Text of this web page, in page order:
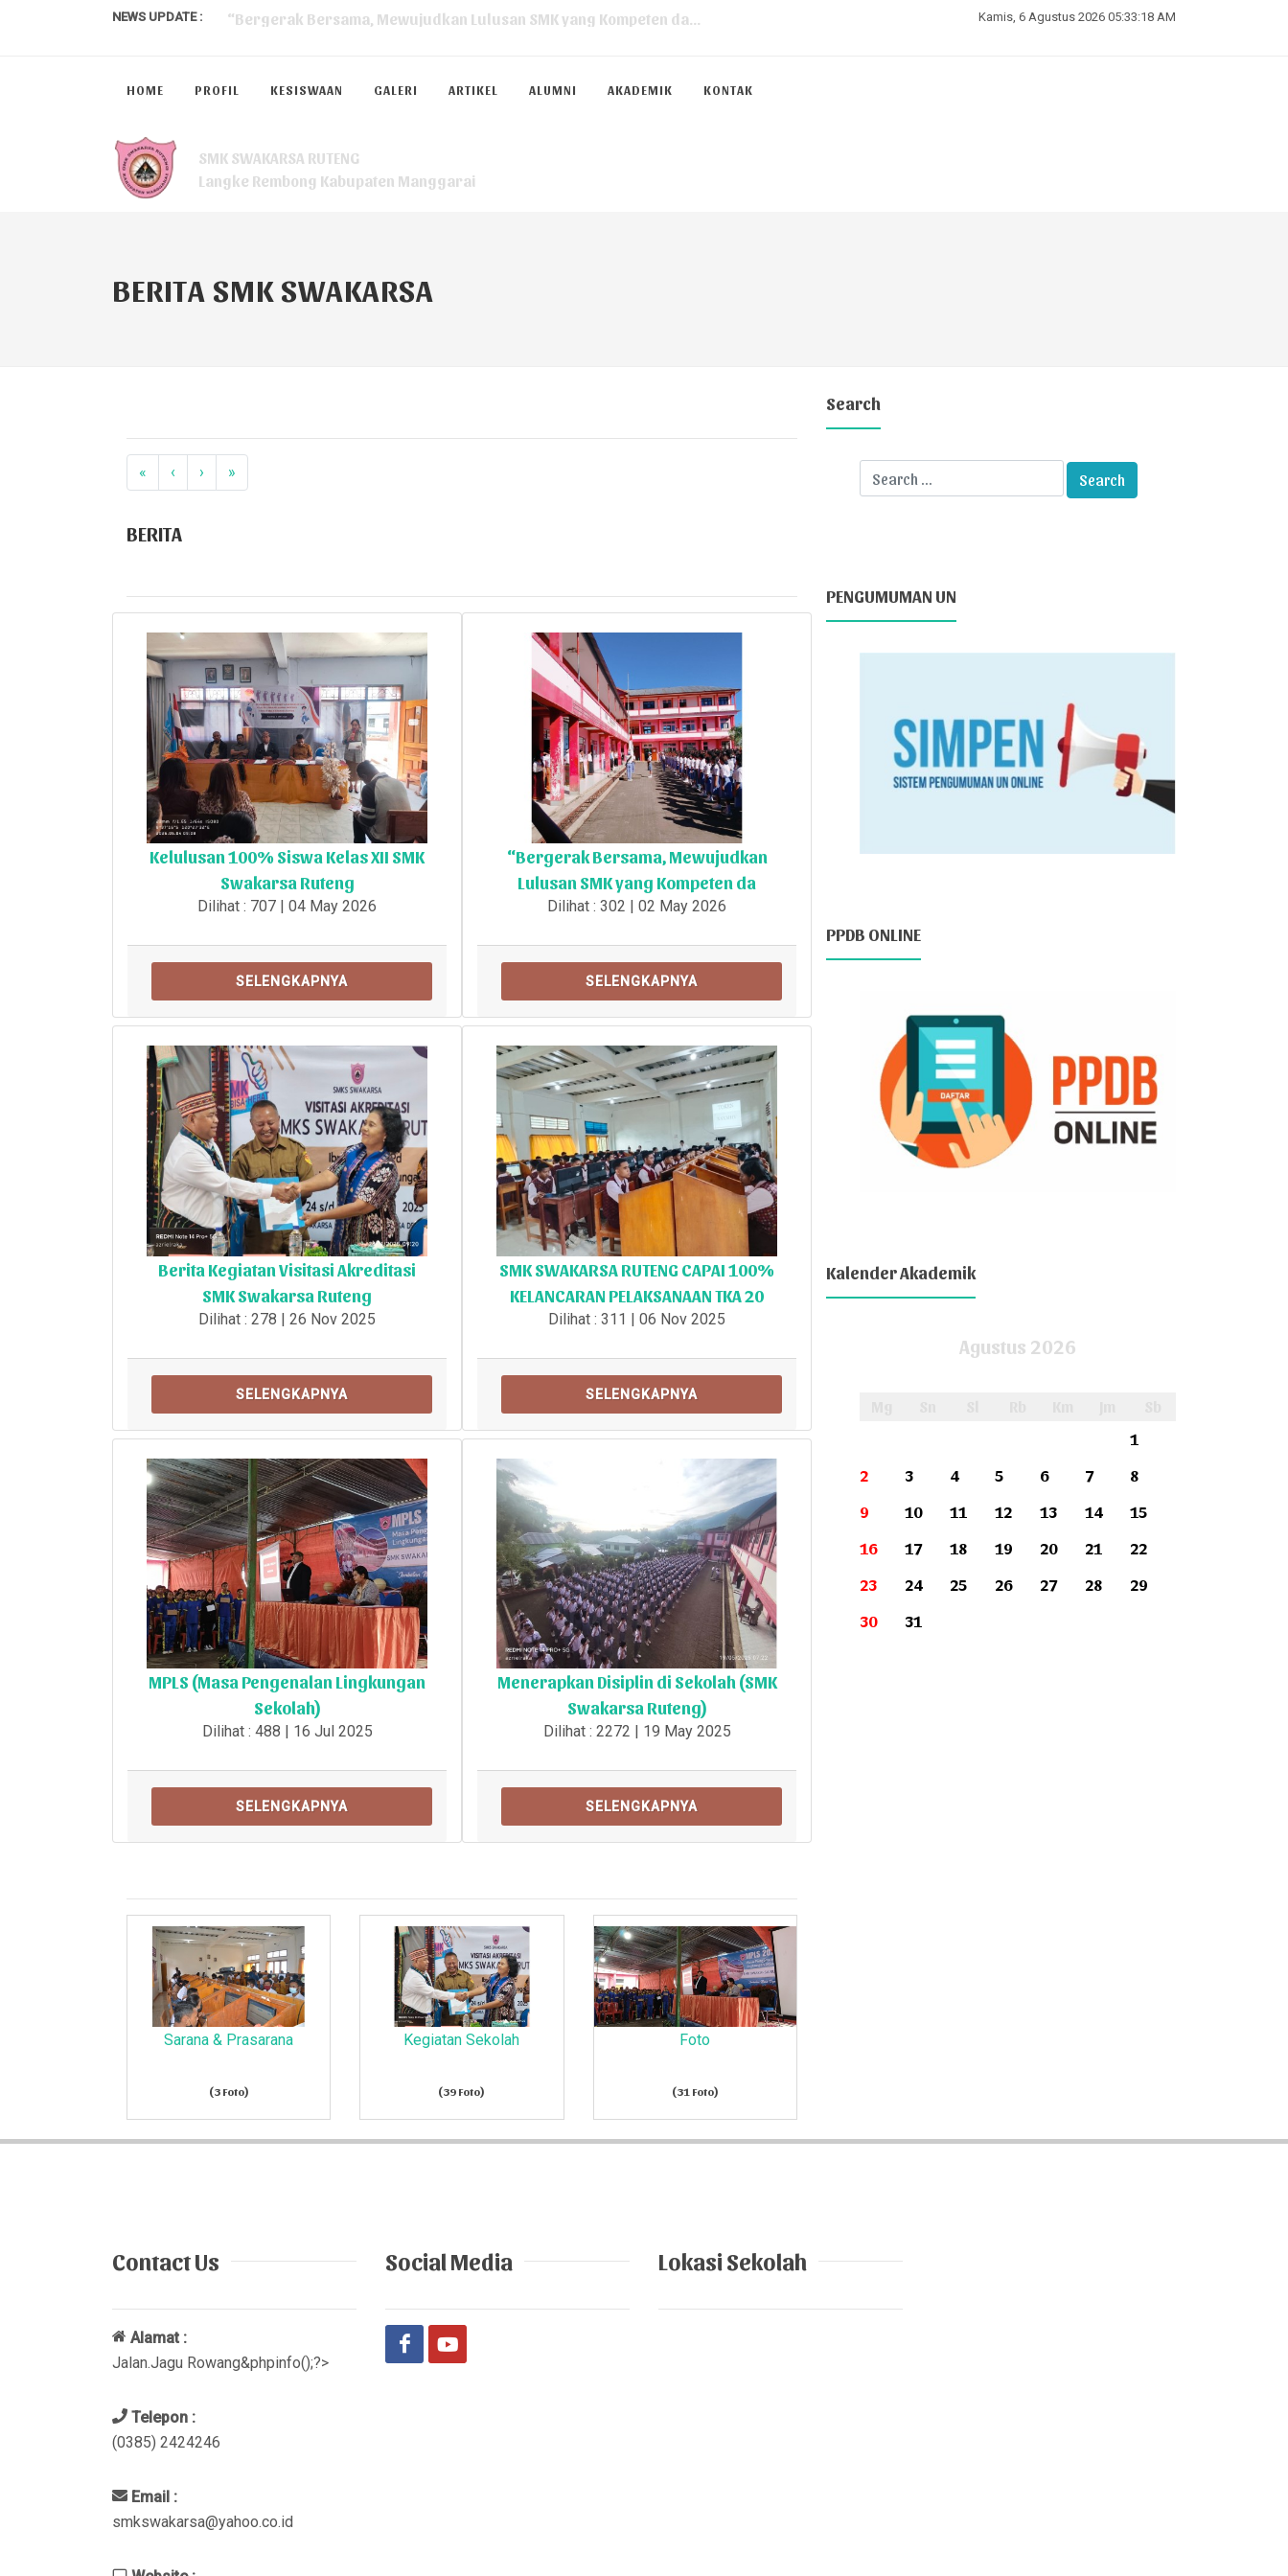
NEWS UPDATE :
Menerapkan Disiplin di Sekolah (SMK Swakarsa Ruteng)...
Kamis, 6 Agustus 2026 05:33:19 AM
SMK SWAKARSA RUTENG
Langke Rembong Kabupaten Manggarai
HOME PROFIL KESISWAAN GALERI ARTIKEL ALUMNI AKADEMIK KONTAK
BERITA SMK SWAKARSA
« ‹ › »
BERITA
Kelulusan 100% Siswa Kelas XII SMK
Swakarsa Ruteng
Dilihat : 707 | 04 May 2026
SELENGKAPNYA
“Bergerak Bersama, Mewujudkan
Lulusan SMK yang Kompeten da
Dilihat : 302 | 02 May 2026
SELENGKAPNYA
Berita Kegiatan Visitasi Akreditasi
SMK Swakarsa Ruteng
Dilihat : 278 | 26 Nov 2025
SELENGKAPNYA
SMK SWAKARSA RUTENG CAPAI 100%
KELANCARAN PELAKSANAAN TKA 20
Dilihat : 311 | 06 Nov 2025
SELENGKAPNYA
MPLS (Masa Pengenalan Lingkungan
Sekolah)
Dilihat : 488 | 16 Jul 2025
SELENGKAPNYA
Menerapkan Disiplin di Sekolah (SMK
Swakarsa Ruteng)
Dilihat : 2272 | 19 May 2025
SELENGKAPNYA
Sarana & Prasarana
(3 Foto)
Kegiatan Sekolah
(39 Foto)
Foto
(31 Foto)
Search
PENGUMUMAN UN
PPDB ONLINE
Kalender Akademik
Agustus 2026
1
2
3 4 5 6 7
8
9
10 11 12 13 14
15
16
17 18 19 20 21
22
23
24 25 26 27 28
29
30
31
Contact Us
Alamat :
Jalan.Jagu Rowang&phpinfo();?>
Telepon :
(0385) 2424246
Email :
smkswakarsa@yahoo.co.id
Social Media Lokasi Sekolah